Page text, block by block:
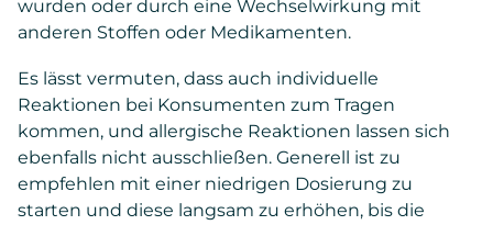
wurden oder durch eine Wechselwirkung mit
anderen Stoffen oder Medikamenten.
Es lässt vermuten, dass auch individuelle
Reaktionen bei Konsumenten zum Tragen
kommen, und allergische Reaktionen lassen sich
ebenfalls nicht ausschließen. Generell ist zu
empfehlen mit einer niedrigen Dosierung zu
starten und diese langsam zu erhöhen, bis die